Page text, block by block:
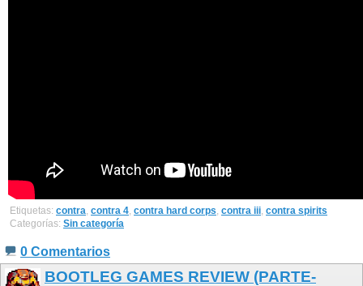
Etiquetas: contra, contra 4, contra hard corps, contra iii, contra spirits
Categorías: Sin categoría
0 Comentarios
BOOTLEG GAMES REVIEW (PARTE-